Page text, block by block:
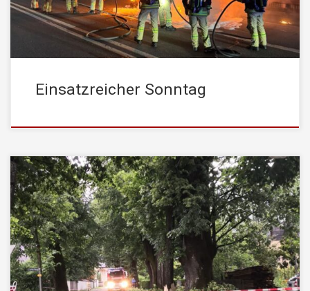
im Freien […]
Einsatzreicher Sonntag
Am Pfingstsonntag, den 05. Juni 2022, ging über Kufstein gegen
17:00 Uhr ein schweres Hagelunwetter nieder. Neben
golfballgroßen Hagelkörnern wurde das Unwetter auch von
Starkregen und starken Sturmböen begleitet. Innerhalb von 2,5
Stunden mussten 24 Einsatzmeldungen von der
STADTFEUERWEHR Kufstein abgearbeitet werden. Da eine
solche Anzahl an Einsätzen schon vorhersehbar […]